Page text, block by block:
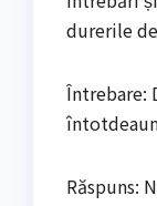
durerile
Întrebare:
Răspuns: